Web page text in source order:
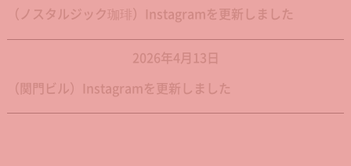
（ノスタルジック珈琲）Instagramを更新しました
2026年4月13日
（関門ビル）Instagramを更新しました